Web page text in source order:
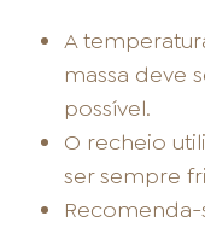
A
massa deve
possível.
O recheio
ser sempre